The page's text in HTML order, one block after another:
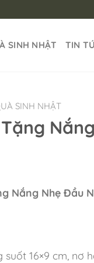
SINH NHẬT TIN
SINH NHẬT
Nắng Nhẹ Đầu
suốt 16×9 cm, nơ